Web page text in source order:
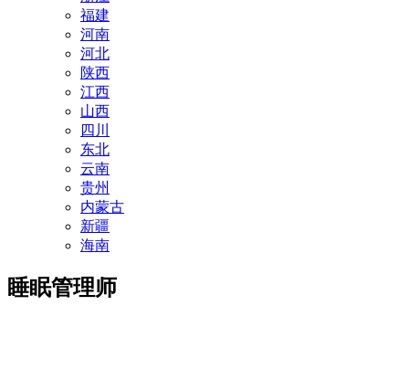
福建
河南
河北
陕西
江西
山西
四川
东北
云南
贵州
内蒙古
新疆
海南
睡眠管理师